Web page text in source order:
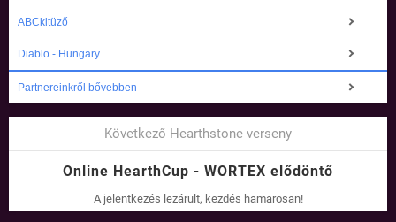
ABCkitüző
Diablo - Hungary
Partnereinkről bővebben
Következő Hearthstone verseny
Online HearthCup - WORTEX elődöntő
A jelentkezés lezárult, kezdés hamarosan!